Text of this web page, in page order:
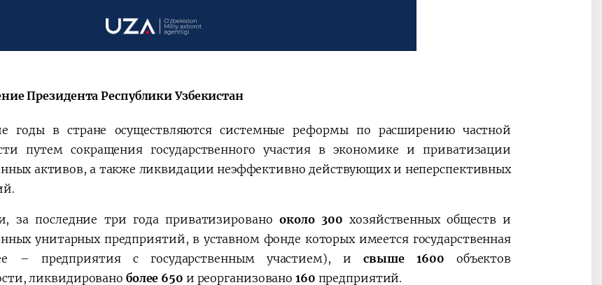
Поручение
Президента – в
Видеоселекторные
совещания под
председательством
Президента
Шавката
Мирзиёева
Президента Республики Узбекистан
годы в стране осуществляются системные реформы по расширению частной
путем сокращения государственного участия в экономике и приватизации
активов, а также ликвидации неэффективно действующих и неперспективных
за последние три года приватизировано около 300 хозяйственных обществ и
унитарных предприятий, в уставном фонде которых имеется государственная
– предприятия с государственным участием), исвыше 1600 объектов
ликвидировано более 650 и реорганизовано 160 предприятий.